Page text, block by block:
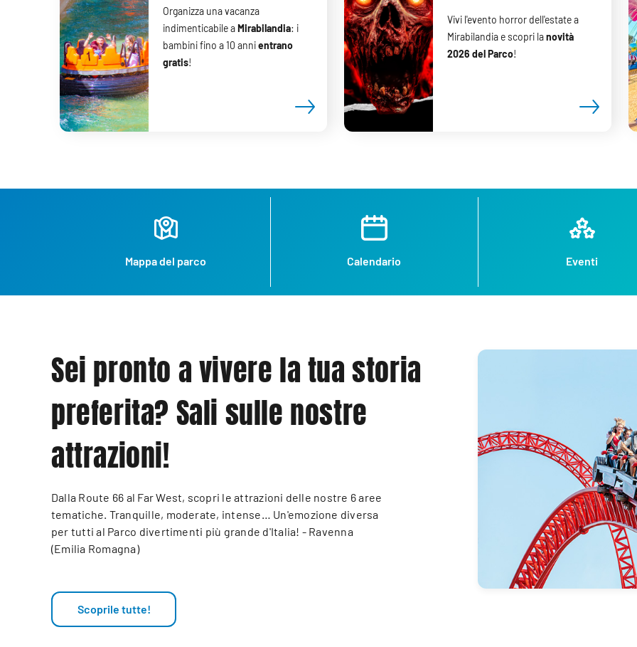
Organizza una vacanza
indimenticabile aMirabilandia: i
bambini fino a 10 annientrano
gratis!
Vivi l'evento horror dell'estate a
Mirabilandia e scopri lanovità
2026 del Parco!
Mappa del parco Calendario Eventi
Sei pronto a vivere la tua storia
preferita? Sali sulle nostre
attrazioni!
Dalla Route 66 al Far West, scopri le attrazioni delle nostre 6 aree
tematiche. Tranquille, moderate, intense… Un'emozione diversa
per tutti al Parco divertimenti più grande d'Italia! - Ravenna
(Emilia Romagna)
Scoprile tutte!